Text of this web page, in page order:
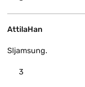
AttilaHan
Sljamsung.
3